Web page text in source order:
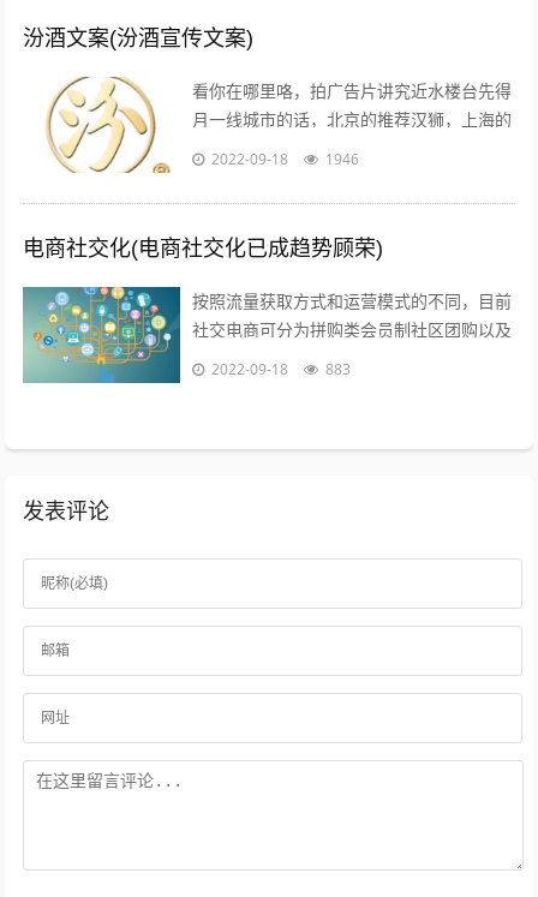
汾酒文案(汾酒宣传文案)
看你在哪里咯，拍广告片讲究近水楼台先得
月一线城市的话，北京的推荐汉狮，上海的
赤马，广州的平方影视，深圳的就宝视达了
2022-09-18 1946
电商社交化(电商社交化已成趋势顾荣)
按照流量获取方式和运营模式的不同，目前
社交电商可分为拼购类会员制社区团购以及
内容类四种典型的商业模式拼购类以拼多多
2022-09-18 883
发表评论